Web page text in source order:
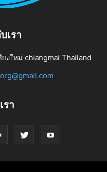
เรา
ยงใหม่ chiangmai Thailand
รา